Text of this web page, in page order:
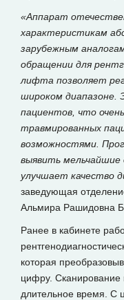
«Аппарат
характеристикам
зарубежным
обращении для
лифта позволяет
широком диапазоне.
пациентов, что
травмированных
возможностями.
выявить
улучшает качество
заведующая
Альмира Рашидовна
Ранее в кабинете
которая
цифру. Сканирование
длительное время. С